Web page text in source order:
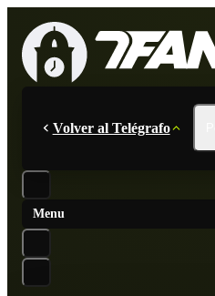
Volver al Telégrafo
Menu